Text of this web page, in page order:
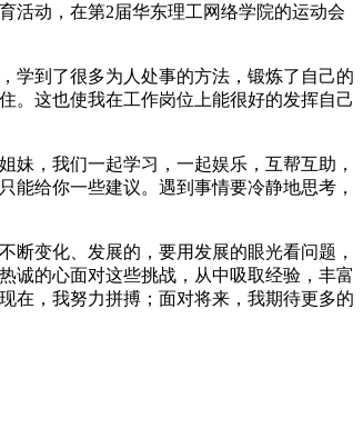
活动，在第2届华东理工网络学院的运动会
到了很多为人处事的方法，锻炼了自己的
。这也使我在工作岗位上能很好的发挥自己
，我们一起学习，一起娱乐，互帮互助，
给你一些建议。遇到事情要冷静地思考，
变化、发展的，要用发展的眼光看问题，
诚的心面对这些挑战，从中吸取经验，丰富
在，我努力拼搏；面对将来，我期待更多的